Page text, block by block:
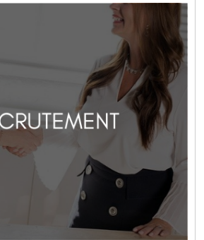
Gestion
Du
Capital
Humain
En